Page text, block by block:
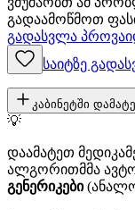
გადაამოწმოთ
გადასვლა
საიტზე
კაბინეტში
💡
დაამატეთ
ალგორითმმა
გენერიკები